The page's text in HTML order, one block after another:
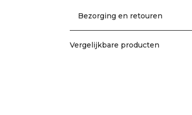
standaard lengte combineer je hem
Perfect voor alles, van de sportschool tot
Bezorging en retouren
Vergelijkbare producten